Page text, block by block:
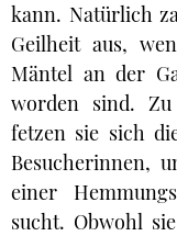
kann. Natürlich
Geilheit aus,
Mäntel an der
worden sind.
fetzen sie sich
Besucherinnen,
einer
sucht. Obwohl